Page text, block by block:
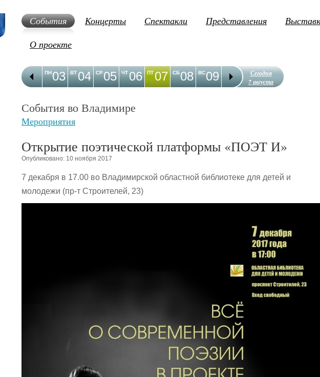
События Концерты Спектакли Представления
О проекте
03
ПН 04
ВТ 05
СР 06
ЧТ 07
ПТ 08
СБ 09
ВС 10
ПН 11
ВТ 12
СР
Сегодня
7 августа
События во Владимире
Мероприятия
Открытие поэтической платформы «ПОЭТ И»
Опубликовано: 10 ноября 2017
7 декабря в 17.00 во Владимирской областной библиотеке для детей и
молодежи (пр-т Строителей, 23)